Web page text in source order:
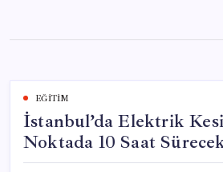
content
EĞITIM
İstanbul’da Elektrik
Noktada 10 Saat